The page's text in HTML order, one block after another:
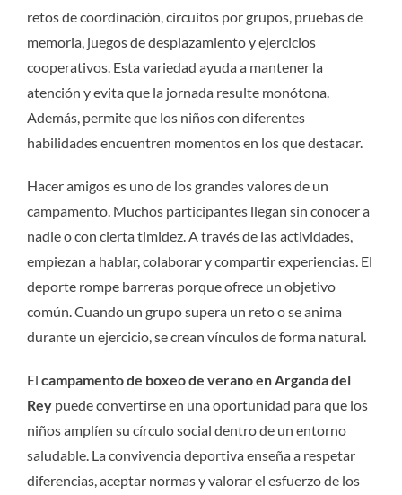
retos de coordinación, circuitos por grupos, pruebas de
memoria, juegos de desplazamiento y ejercicios
cooperativos. Esta variedad ayuda a mantener la
atención y evita que la jornada resulte monótona.
Además, permite que los niños con diferentes
habilidades encuentren momentos en los que destacar.
Hacer amigos es uno de los grandes valores de un
campamento. Muchos participantes llegan sin conocer a
nadie o con cierta timidez. A través de las actividades,
empiezan a hablar, colaborar y compartir experiencias. El
deporte rompe barreras porque ofrece un objetivo
común. Cuando un grupo supera un reto o se anima
durante un ejercicio, se crean vínculos de forma natural.
El campamento de boxeo de verano en Arganda del
Reypuede convertirse en una oportunidad para que los
niños amplíen su círculo social dentro de un entorno
saludable. La convivencia deportiva enseña a respetar
diferencias, aceptar normas y valorar el esfuerzo de los